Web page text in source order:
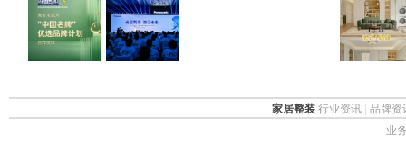
做到的？
家装快讯｜2022家装消费趋势报告：全屋
逆袭
2025家居建材行业“王者之战”，“华腾杯”震
设计新势力2025▏设计师黄蓉：诠释